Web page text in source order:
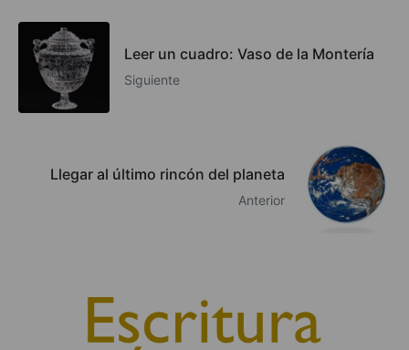
Leer un cuadro: Vaso de la Montería
Siguiente
Llegar al último rincón del planeta
Anterior